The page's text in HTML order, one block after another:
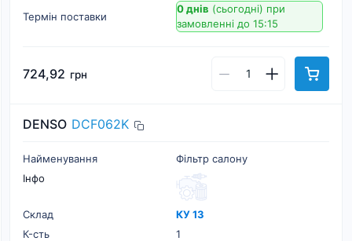
Термін поставки
0 днів (сьогодні) при
замовленні до 15:15
724,92 грн
DENSO DCF062K
Найменування
Фільтр салону
Інфо
Склад
КУ 13
К-cть
1